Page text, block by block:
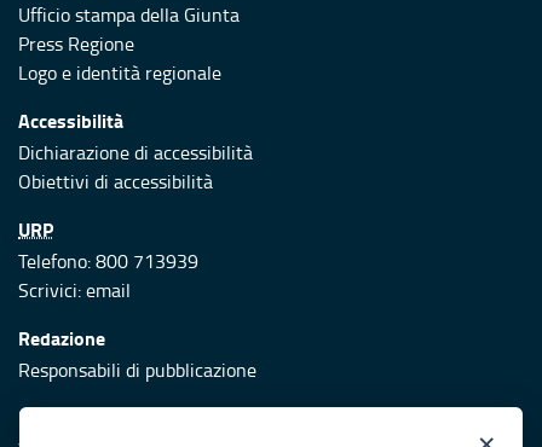
Ufficio stampa della Giunta
Press Regione
Logo e identità regionale
Accessibilità
Dichiarazione di accessibilità
Obiettivi di accessibilità
URP
Telefono: 800 713939
Scrivici:email
Redazione
Responsabili di pubblicazione
Protezione civile